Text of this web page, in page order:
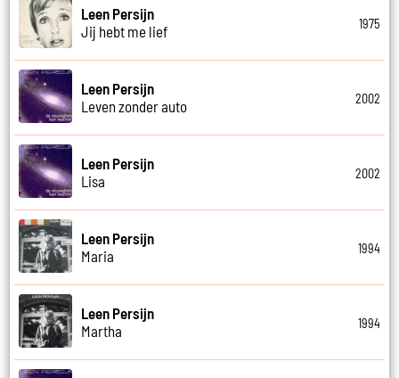
Leen Persijn
Jij hebt me lief
1975
Leen Persijn
Leven zonder auto
2002
Leen Persijn
Lisa
2002
Leen Persijn
Maria
1994
Leen Persijn
Martha
1994